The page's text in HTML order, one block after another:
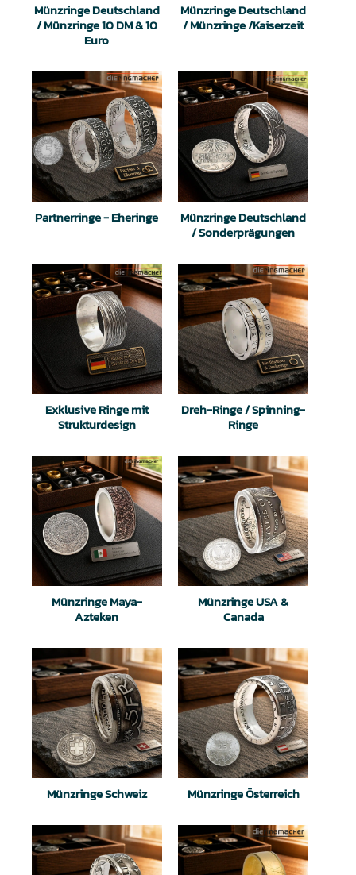
Münzringe Deutschland
/ Münzringe 10 DM & 10
Euro
Münzringe Deutschland
/ Münzringe /Kaiserzeit
Partnerringe - Eheringe
Münzringe Deutschland
/ Sonderprägungen
Exklusive Ringe mit
Strukturdesign
Dreh-Ringe / Spinning-
Ringe
Münzringe Maya-
Azteken
Münzringe USA &
Canada
Münzringe Schweiz Münzringe Österreich